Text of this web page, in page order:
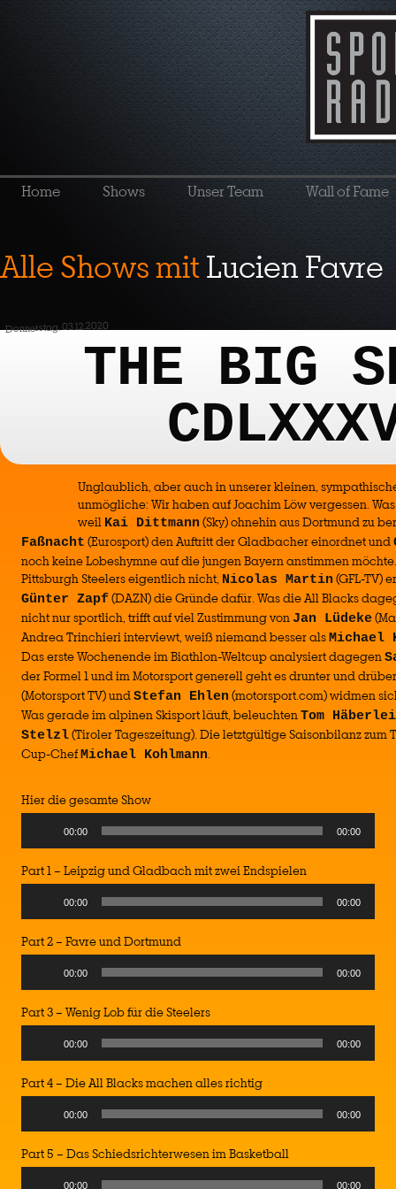
Home Shows Unser Team Wall of Fame
Alle Shows mitLucien Favre
Donnerstag, 03.12.2020
THE BIG
Unglaublich, aber auch in unserer kleinen,
unmögliche: Wir haben auf Joachim Löw vergessen.
weil Kai Dittmann (Sky) ohnehin aus Dortmund zu
Faßnacht (Eurosport) den Auftritt der Gladbacher einordnet und
noch keine Lobeshymne auf die jungen Bayern anstimmen
Pittsburgh Steelers eigentlich nicht, Nicolas Martin (GFL-TV)
Günter Zapf(DAZN) die Gründe dafür. Was die All Blacks
nicht nur sportlich, trifft auf viel Zustimmung vonJan Lüdeke
Andrea Trinchieri interviewt, weiß niemand besser alsMichael
Das erste Wochenende im Biathlon-Weltcup analysiert dagegen
der Formel 1 und im Motorsport generell geht es drunter und
(Motorsport TV) undStefan Ehlen (motorsport.com) widmen
Was gerade im alpinen Skisport läuft, beleuchtenTom
Stelzl(Tiroler Tageszeitung). Die letztgültige Saisonbilanz zum
Cup-ChefMichael Kohlmann.
Hier die gesamte Show
Player
00:00 00:00
Part 1 – Leipzig und Gladbach mit zwei Endspielen
Player
00:00 00:00
Part 2 – Favre und Dortmund
Player
00:00 00:00
Part 3 – Wenig Lob für die Steelers
Player
00:00 00:00
Part 4 – Die All Blacks machen alles richtig
Player
00:00 00:00
Part 5 – Das Schiedsrichterwesen im Basketball
00:00 00:00